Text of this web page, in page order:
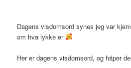
Dagens visdomsord synes jeg var
om hva lykke er
Her er dagens visdomsord, og håper